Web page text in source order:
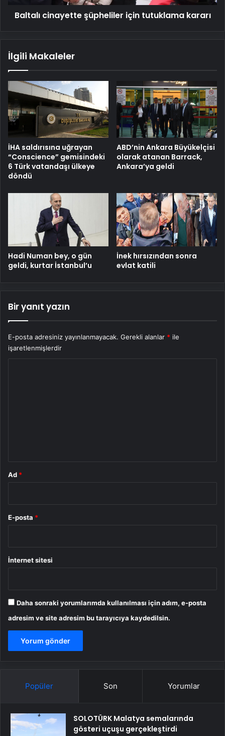
Baltalı cinayette şüpheliler için tutuklama kararı
İlgili Makaleler
İHA saldırısına uğrayan
“Conscience” gemisindeki
6 Türk vatandaşı ülkeye
döndü
ABD’nin Ankara Büyükelçisi
olarak atanan Barrack,
Ankara’ya geldi
Hadi Numan bey, o gün
geldi, kurtar İstanbul’u
İnek hırsızından sonra
evlat katili
Bir yanıt yazın
E-posta adresiniz yayınlanmayacak. Gerekli alanlar * ile
işaretlenmişlerdir
Ad *
E-posta *
İnternet sitesi
Daha sonraki yorumlarımda kullanılması için adım, e-posta
adresim ve site adresim bu tarayıcıya kaydedilsin.
Popüler Son Yorumlar
SOLOTÜRK Malatya semalarında
gösteri uçuşu gerçekleştirdi